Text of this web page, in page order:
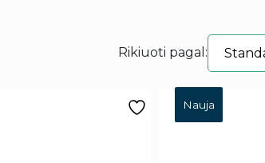
Rikiuoti pagal:
Nauja